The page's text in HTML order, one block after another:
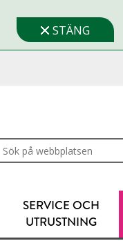
STÄNG
Sök på webbplatsen
SERVICE OCH
UTRUSTNING